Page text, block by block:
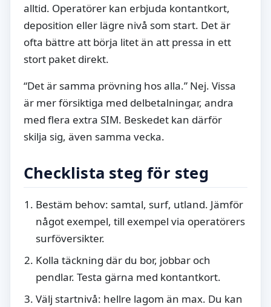
alltid. Operatörer kan erbjuda kontantkort,
deposition eller lägre nivå som start. Det är
ofta bättre att börja litet än att pressa in ett
stort paket direkt.
“Det är samma prövning hos alla.” Nej. Vissa
är mer försiktiga med delbetalningar, andra
med flera extra SIM. Beskedet kan därför
skilja sig, även samma vecka.
Checklista steg för steg
Bestäm behov: samtal, surf, utland. Jämför
något exempel, till exempel via operatörers
surföversikter.
Kolla täckning där du bor, jobbar och
pendlar. Testa gärna med kontantkort.
Välj startnivå: hellre lagom än max. Du kan